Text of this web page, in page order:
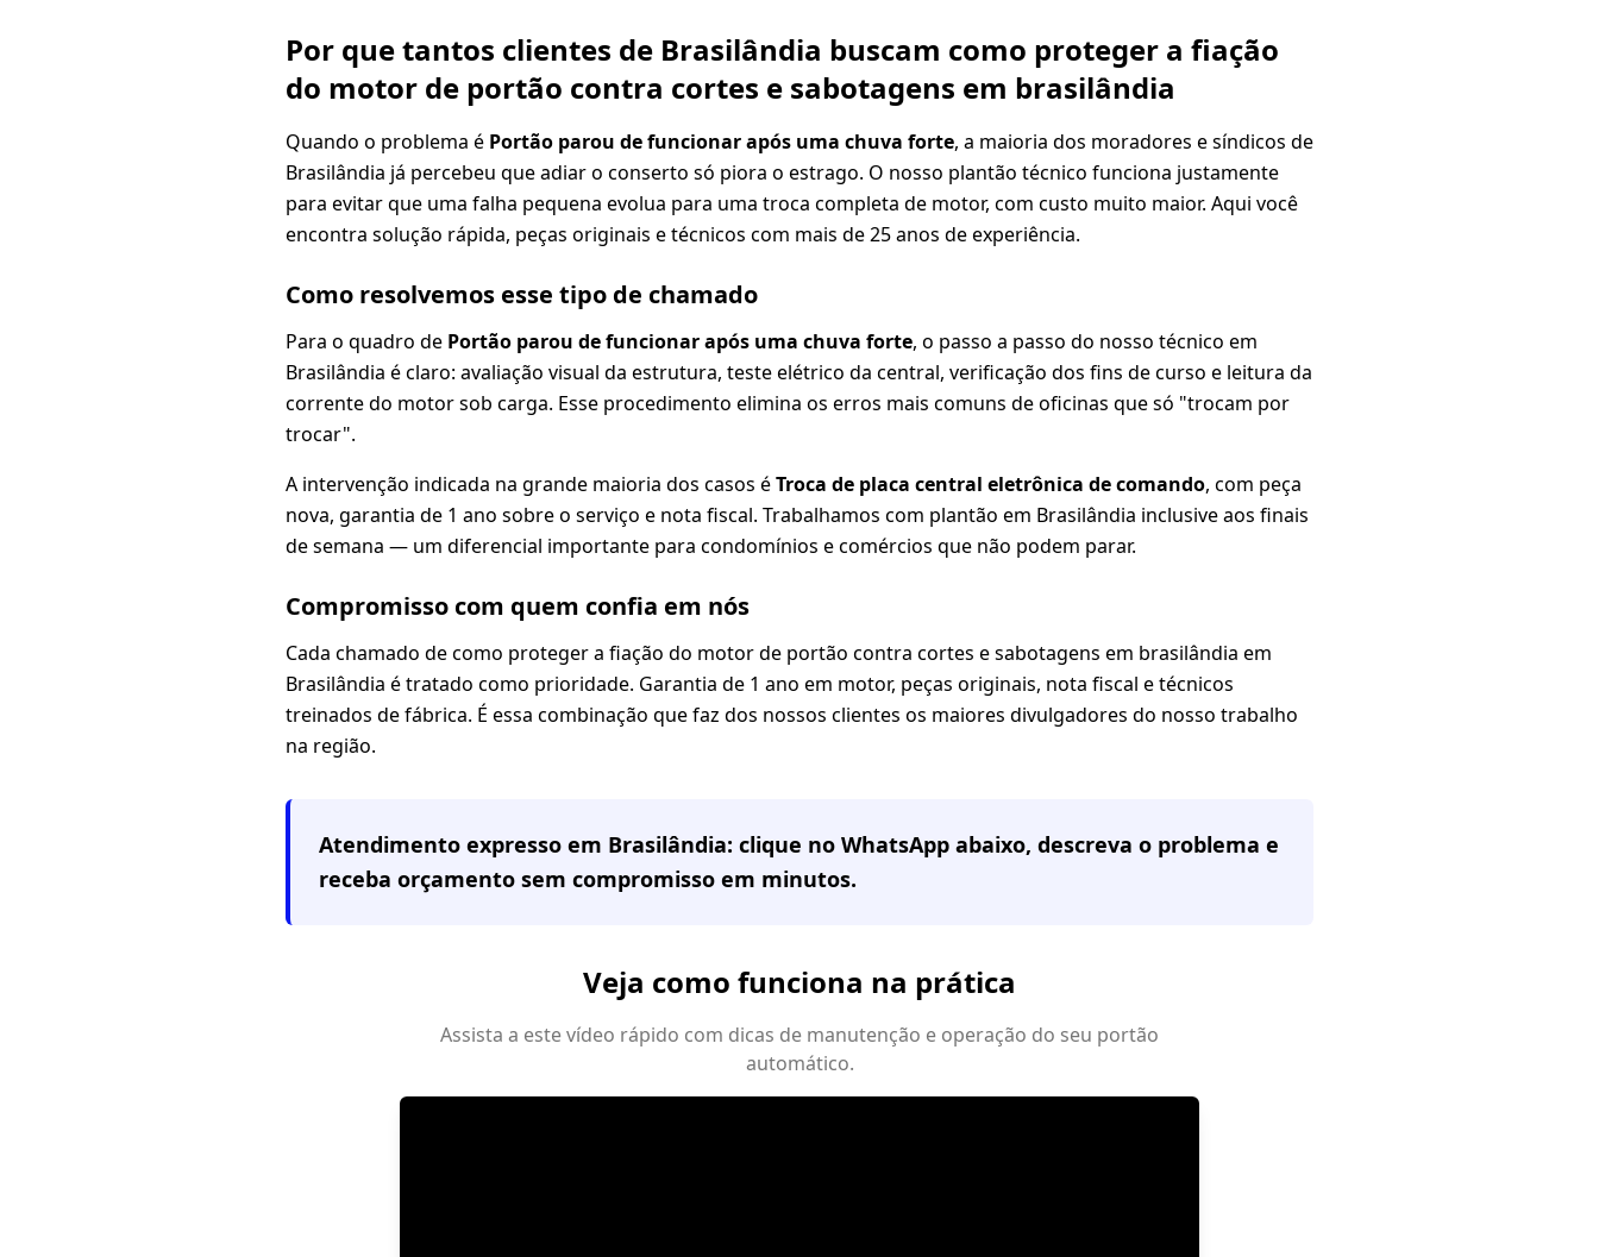
Por que tantos clientes de Brasilândia buscam como proteger a fiação
do motor de portão contra cortes e sabotagens em brasilândia
Quando o problema é Portão parou de funcionar após uma chuva forte, a maioria dos moradores e síndicos de
Brasilândia já percebeu que adiar o conserto só piora o estrago. O nosso plantão técnico funciona justamente
para evitar que uma falha pequena evolua para uma troca completa de motor, com custo muito maior. Aqui você
encontra solução rápida, peças originais e técnicos com mais de 25 anos de experiência.
Como resolvemos esse tipo de chamado
Para o quadro de Portão parou de funcionar após uma chuva forte, o passo a passo do nosso técnico em
Brasilândia é claro: avaliação visual da estrutura, teste elétrico da central, verificação dos fins de curso e leitura da
corrente do motor sob carga. Esse procedimento elimina os erros mais comuns de oficinas que só "trocam por
trocar".
A intervenção indicada na grande maioria dos casos éTroca de placa central eletrônica de comando, com peça
nova, garantia de 1 ano sobre o serviço e nota fiscal. Trabalhamos com plantão em Brasilândia inclusive aos finais
de semana — um diferencial importante para condomínios e comércios que não podem parar.
Compromisso com quem confia em nós
Cada chamado de como proteger a fiação do motor de portão contra cortes e sabotagens em brasilândia em
Brasilândia é tratado como prioridade. Garantia de 1 ano em motor, peças originais, nota fiscal e técnicos
treinados de fábrica. É essa combinação que faz dos nossos clientes os maiores divulgadores do nosso trabalho
na região.
Atendimento expresso em Brasilândia: clique no WhatsApp abaixo, descreva o problema e
receba orçamento sem compromisso em minutos.
Veja como funciona na prática
Assista a este vídeo rápido com dicas de manutenção e operação do seu portão
automático.